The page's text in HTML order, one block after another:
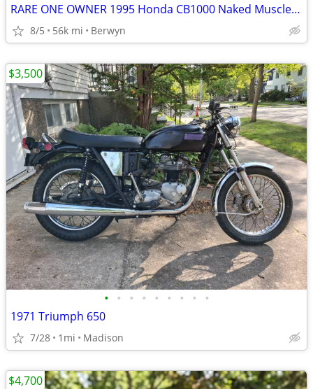
RARE ONE OWNER 1995 Honda CB1000 Naked Muscle Super Bike 1 Owner EXC
8/5 56k mi Berwyn
• • • • • • • • •
1971 Triumph 650
7/28 1mi Madison
$3,500
$4,700